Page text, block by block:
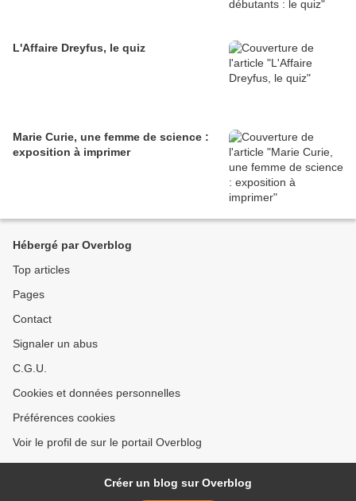
L'Affaire Dreyfus, le quiz
Marie Curie, une femme de science :
exposition à imprimer
Hébergé par Overblog
Top articles
Pages
Contact
Signaler un abus
C.G.U.
Cookies et données personnelles
Préférences cookies
Voir le profil de sur le portail Overblog
Créer un blog sur Overblog